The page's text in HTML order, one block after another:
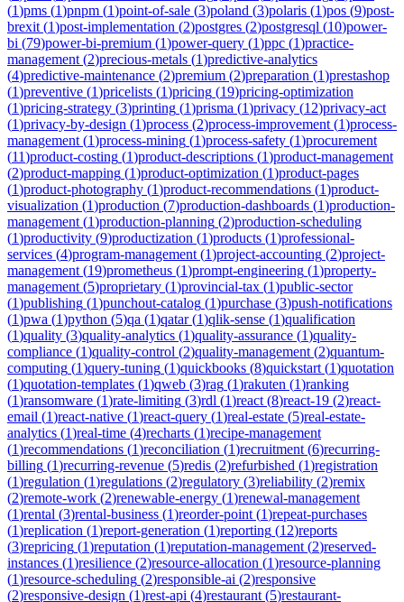
(1)pms (1)pnpm (1)point-of-sale (3)poland (3)polaris (1)pos (9)post-
brexit (1)post-implementation (2)postgres (2)postgresql (10)power-
bi (79)power-bi-premium (1)power-query (1)ppc (1)practice-
management (2)precious-metals (1)predictive-analytics
(4)predictive-maintenance (2)premium (2)preparation (1)prestashop
(1)preventive (1)pricelists (1)pricing (19)pricing-optimization
(1)pricing-strategy (3)printing (1)prisma (1)privacy (12)privacy-act
(1)privacy-by-design (1)process (2)process-improvement (1)process-
management (1)process-mining (1)process-safety (1)procurement
(11)product-costing (1)product-descriptions (1)product-management
(2)product-mapping (1)product-optimization (1)product-pages
(1)product-photography (1)product-recommendations (1)product-
visualization (1)production (7)production-dashboards (1)production-
management (1)production-planning (2)production-scheduling
(1)productivity (9)productization (1)products (1)professional-
services (4)program-management (1)project-accounting (2)project-
management (19)prometheus (1)prompt-engineering (1)property-
management (5)proprietary (1)provincial-tax (1)public-sector
(1)publishing (1)punchout-catalog (1)purchase (3)push-notifications
(1)pwa (1)python (5)qa (1)qatar(1)qlik-sense (1)qualification
(1)quality (3)quality-analytics (1)quality-assurance (1)quality-
compliance (1)quality-control (2)quality-management (2)quantum-
computing (1)query-tuning (1)quickbooks (8)quickstart (1)quotation
(1)quotation-templates (1)qweb (3)rag (1)rakuten (1)ranking
(1)ransomware (1)rate-limiting (3)rdl (1)react (8)react-19 (2)react-
email (1)react-native (1)react-query (1)real-estate (5)real-estate-
analytics (1)real-time (4)recharts (1)recipe-management
(1)recommendations (1)reconciliation (1)recruitment (6)recurring-
billing (1)recurring-revenue (5)redis (2)refurbished (1)registration
(1)regulation (1)regulations (2)regulatory (3)reliability (2)remix
(2)remote-work (2)renewable-energy (1)renewal-management
(1)rental (3)rental-business (1)reorder-point (1)repeat-purchases
(1)replication (1)report-generation (1)reporting (12)reports
(3)repricing (1)reputation (1)reputation-management (2)reserved-
instances (1)resilience (2)resource-allocation (1)resource-planning
(1)resource-scheduling (2)responsible-ai (2)responsive
(2)responsive-design (1)rest-api (4)restaurant (5)restaurant-